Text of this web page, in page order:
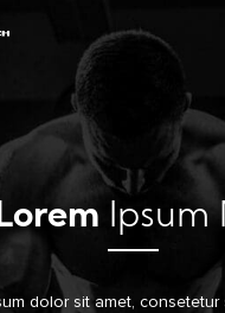
Ipsum
dolor sit amet, consetetur